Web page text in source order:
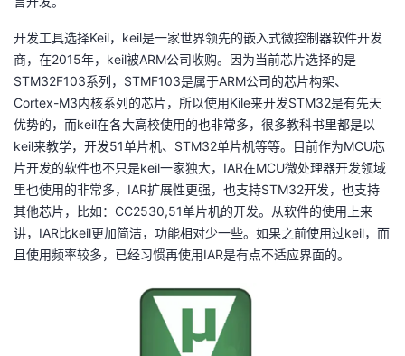
开发工具选择Keil，keil是一家世界领先的嵌入式微控制器软件开发
商，在2015年，keil被ARM公司收购。因为当前芯片选择的是
STM32F103系列，STMF103是属于ARM公司的芯片构架、
Cortex-M3内核系列的芯片，所以使用Kile来开发STM32是有先天
优势的，而keil在各大高校使用的也非常多，很多教科书里都是以
keil来教学，开发51单片机、STM32单片机等等。目前作为MCU芯
片开发的软件也不只是keil一家独大，IAR在MCU微处理器开发领域
里也使用的非常多，IAR扩展性更强，也支持STM32开发，也支持
其他芯片，比如：CC2530,51单片机的开发。从软件的使用上来
讲，IAR比keil更加简洁，功能相对少一些。如果之前使用过keil，而
且使用频率较多，已经习惯再使用IAR是有点不适应界面的。